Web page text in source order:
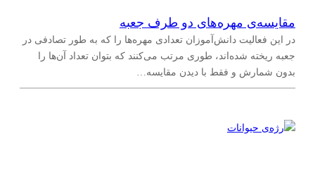
مقایسه‌ی مهره‌های دو طرف جعبه
در این فعالیت دانش‌آموزان تعدادی مهره‌ها را که به طور تصادفی در
جعبه ریخته شده‌اند، طوری مرتب می‌کنند که بتوان تعداد آن‌ها را
بدون شمارش و فقط با دیدن مقایسه…